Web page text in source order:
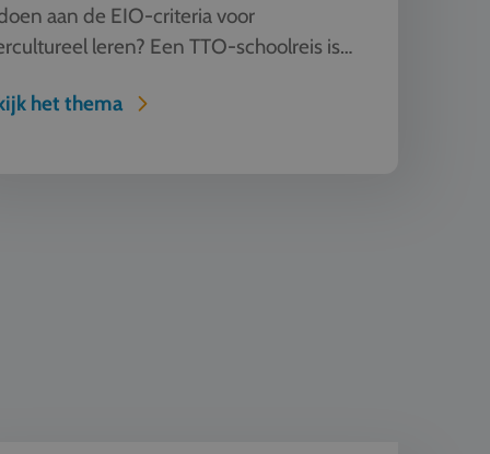
aan de EIO-criteria voor
leren? Een TTO-schoolreis is
het thema